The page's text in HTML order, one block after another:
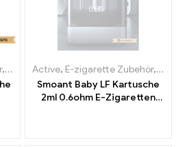
, Verdampfer
Active, E-zigarette Zubehör,
Smoant Baby LF Kartusche
2ml 0.6ohm E-Zigaretten